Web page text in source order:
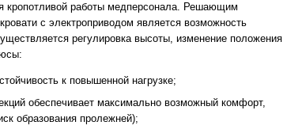
кропотливой работы медперсонала. Решающим
с электроприводом является возможность
регулировка высоты, изменение положения
к повышенной нагрузке;
обеспечивает максимально возможный комфорт,
образования пролежней);